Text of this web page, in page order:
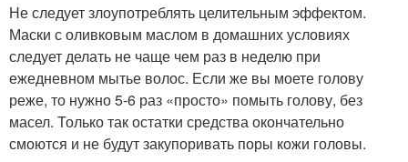
Не следует злоупотреблять целительным эффектом.
Маски с оливковым маслом в домашних условиях
следует делать не чаще чем раз в неделю при
ежедневном мытье волос. Если же вы моете голову
реже, то нужно 5-6 раз «просто» помыть голову, без
масел. Только так остатки средства окончательно
смоются и не будут закупоривать поры кожи головы.